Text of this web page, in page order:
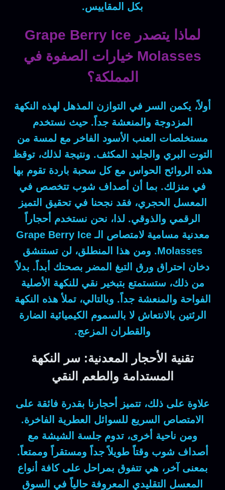
بكل المقاييس.
لماذا يتصدر Grape Berry Ice
Molasses خيارات الصفوة في
المملكة؟
أولاً، يكمن السر في التوازن المذهل لهذه النكهة
المزدوجة والمنعشة جداً.حيث نستخدم
مستخلصات العنب الأسود الفاخر مع لمسة من
التوت البري والجليد المكثف. ونتيجة لذلك، توقظ
هذه الروائح الحواس مع كل سحبة باردة تقوم بها
في منزلك. بما أن أصداف شوب تتخصص في
المعسل الحجري، فقد نجحنا في تحقيق التميز
الرقمي والذوقي. لذا ، نحن نستخدم أحجاراً
معدنية مسامية لامتصاص الـGrape Berry Ice
Molasses
. ومن هذا المنطلق، لن تستنشق
دخان احتراق ورق التبغ المضر بصحتك أبداً. بدلاً
من ذلك، ستستمتع بتبخير نقي للنكهة الأصلية
الفواحة والمنعشة جداً. وبالتالي، تملأ هذه النكهة
الرئتين بالانتعاش لا بالسموم الكيميائية الضارة
والقطران المزعج.
تقنية الأحجار المعدنية: سر النكهة
المستدامة والطعم النقي
علاوة على ذلك، تتميز أحجارنا بقدرة فائقة على
الامتصاص السريع للسوائل العطرية الفاخرة.
ومن ناحية أخرى، تدوم جلسة الشيشة مع
أصداف شوب وقتاً طويلاً جداً ومستقراً وممتعاً.
بمعنى آخر، هي تتفوق بمراحل على كافة أنواع
المعسل التقليدي المعروفة حالياً في السوق